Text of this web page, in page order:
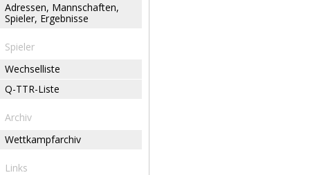
Adressen, Mannschaften,
Spieler, Ergebnisse
Spieler
Wechselliste
Q-TTR-Liste
Archiv
Wettkampfarchiv
Links